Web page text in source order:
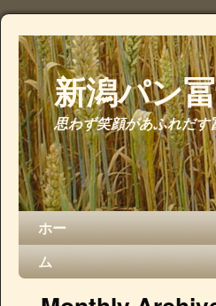
新潟パン
思わず笑顔があふれだす
ホー
ム